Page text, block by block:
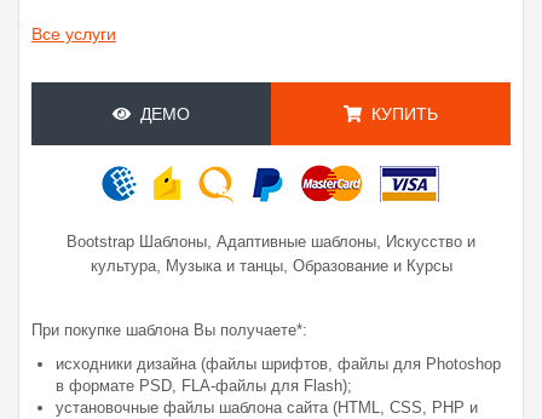
Все услуги
ДЕМО КУПИТЬ
Bootstrap Шаблоны, Адаптивные шаблоны, Искусство и
культура, Музыка и танцы, Образование и Курсы
При покупке шаблона Вы получаете*:
исходники дизайна (файлы шрифтов, файлы для Photoshop
в формате PSD, FLA-файлы для Flash);
установочные файлы шаблона сайта (HTML, CSS, PHP и